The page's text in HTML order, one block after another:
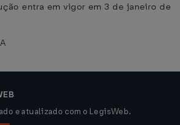
entra em vigor em 3 de janeiro de
e atualizado com o LegisWeb.